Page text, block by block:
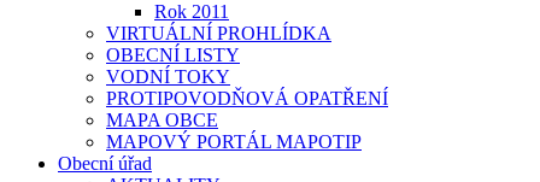
Rok 2011
VIRTUÁLNÍ PROHLÍDKA
OBECNÍ LISTY
VODNÍ TOKY
PROTIPOVODŇOVÁ OPATŘENÍ
MAPA OBCE
MAPOVÝ PORTÁL MAPOTIP
Obecní úřad